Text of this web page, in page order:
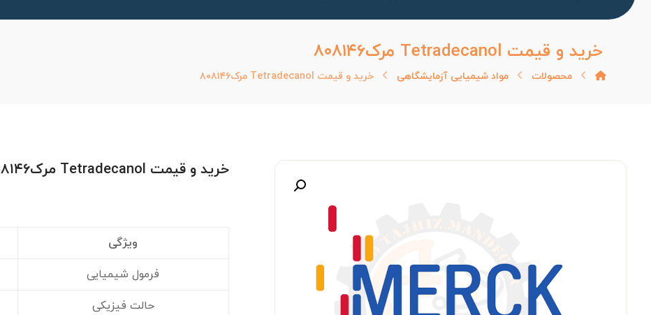
خرید و قیمت Tetradecanol مرک۸۰۸۱۴۶
محصولات مواد شیمیایی آزمایشگاهی خرید و قیمت Tetradecanol مرک۸۰۸۱۴۶
خرید و قیمت Tetradecanol مرک۸۰۸۱۴۶
ویژگی
فرمول شیمیایی
حالت فیزیکی